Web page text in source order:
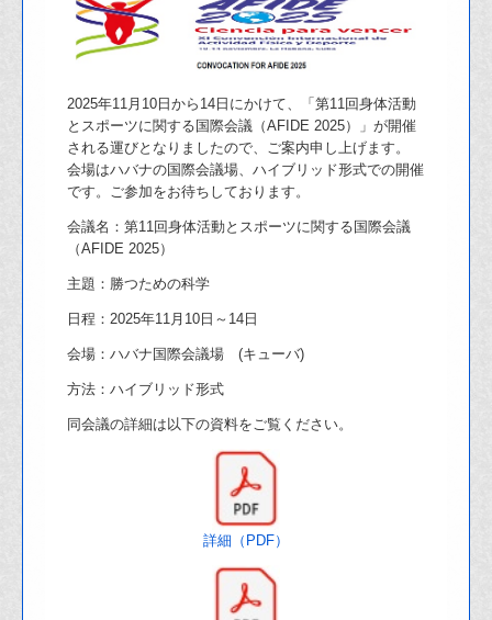
2025年11月10日から14日にかけて、「第11回身体活動
とスポーツに関する国際会議（AFIDE 2025）」が開催
される運びとなりましたので、ご案内申し上げます。
会場はハバナの国際会議場、ハイブリッド形式での開催
です。ご参加をお待ちしております。
会議名：第11回身体活動とスポーツに関する国際会議
（AFIDE 2025）
主題：勝つための科学
日程：2025年11月10日～14日
会場：ハバナ国際会議場 (キューバ)
方法：ハイブリッド形式
同会議の詳細は以下の資料をご覧ください。
詳細（PDF）